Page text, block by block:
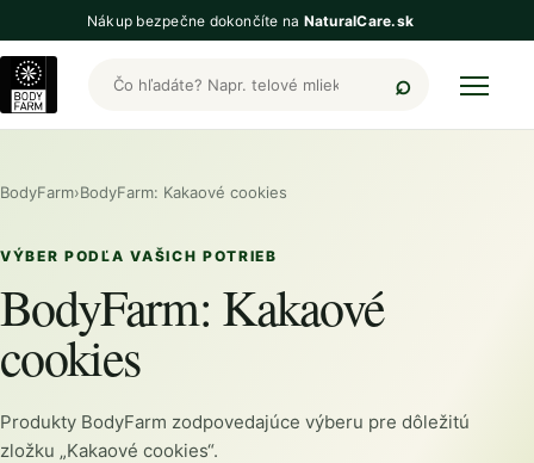
Nákup bezpečne dokončíte na NaturalCare.sk
Hľadať produkty BodyFarm
BodyFarm›BodyFarm: Kakaové cookies
VÝBER PODĽA VAŠICH POTRIEB
BodyFarm: Kakaové
cookies
Produkty BodyFarm zodpovedajúce výberu pre dôležitú
zložku „Kakaové cookies“.